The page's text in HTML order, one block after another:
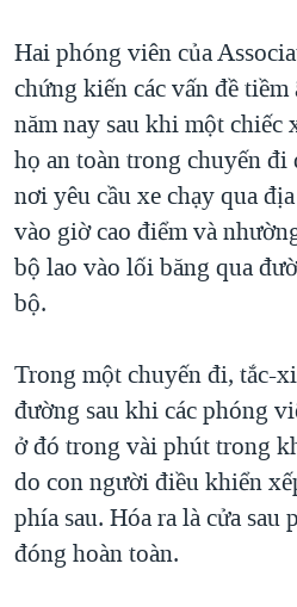
Hai phóng viên của
chứng kiến các vấn đề
năm nay sau khi một chiếc
họ an toàn trong chuyến đi
nơi yêu cầu xe chạy qua
vào giờ cao điểm và
bộ lao vào lối băng qua
bộ.
Trong một chuyến đi, tắc-
đường sau khi các phóng
ở đó trong vài phút trong
do con người điều khiển
phía sau. Hóa ra là cửa sau
đóng hoàn toàn.